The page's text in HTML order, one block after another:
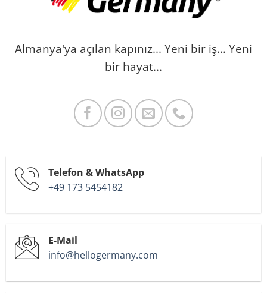
Almanya'ya açılan kapınız... Yeni bir iş... Yeni
bir hayat...
Telefon & WhatsApp
+49 173 5454182
E-Mail
info@hellogermany.com